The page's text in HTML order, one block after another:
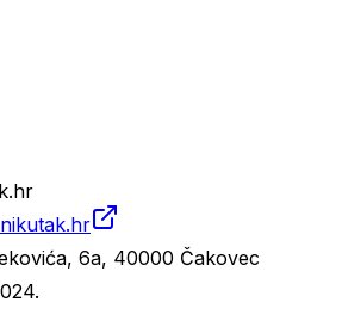
6a, 40000 Čakovec